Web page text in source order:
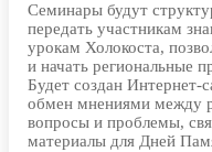
Семинары будут
передать участникам
урокам Холокоста,
и начать региональные
Будет создан Интернет-
обмен мнениями между
вопросы и проблемы,
материалы для Дней